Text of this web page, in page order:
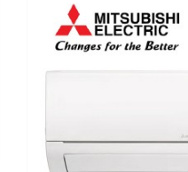
469 791